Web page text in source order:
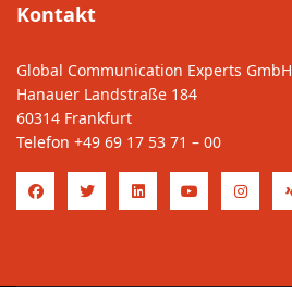
Kontakt
Global Communication Experts GmbH
Hanauer Landstraße 184
60314 Frankfurt
Telefon +49 69 17 53 71 – 00